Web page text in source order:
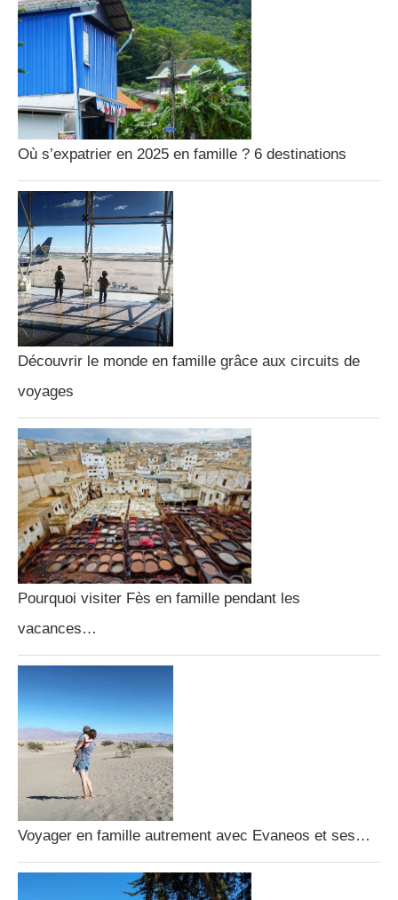
Où s’expatrier en 2025 en famille ? 6 destinations
Découvrir le monde en famille grâce aux circuits de
voyages
Pourquoi visiter Fès en famille pendant les
vacances…
Voyager en famille autrement avec Evaneos et ses…